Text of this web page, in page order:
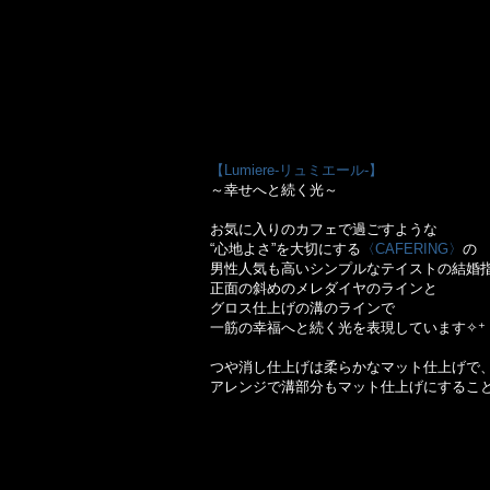
【Lumiere-リュミエール-】
～幸せへと続く光～
お気に入りのカフェで過ごすような
“心地よさ”を大切にする 〈CAFERING〉 の
男性人気も高いシンプルなテイストの結婚
正面の斜めのメレダイヤのラインと
グロス仕上げの溝のラインで
一筋の幸福へと続く光を表現しています✧⁺
つや消し仕上げは柔らかなマット仕上げで、
アレンジで溝部分もマット仕上げにするこ